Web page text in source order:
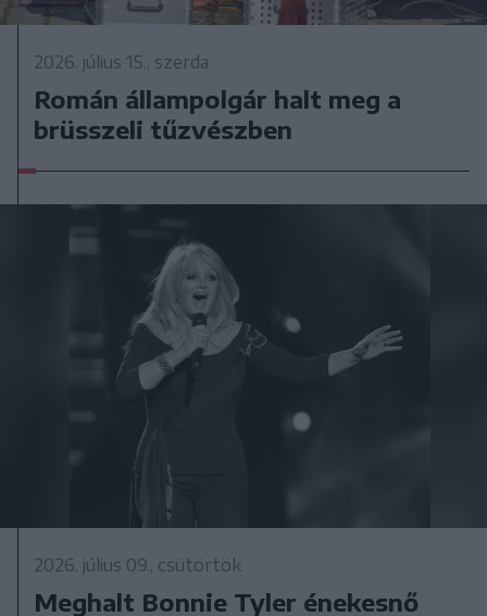
2026. július 15., szerda
Román állampolgár halt meg a
brüsszeli tűzvészben
2026. július 09., csütörtök
Meghalt Bonnie Tyler énekesnő